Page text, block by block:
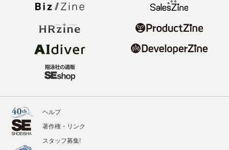
ヘルプ
著作権・リンク
スタッフ募集!